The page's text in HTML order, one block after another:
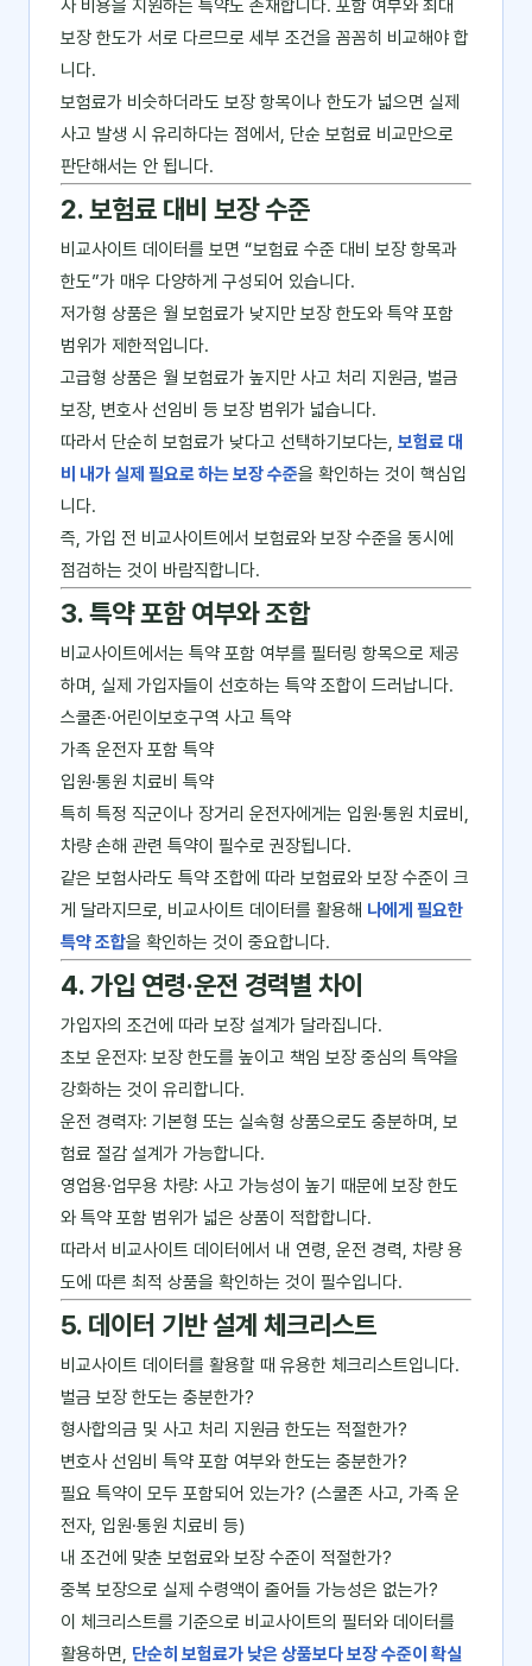
사 비용을 지원하는 특약도 존재합니다. 포함 여부와 최대
보장 한도가 서로 다르므로 세부 조건을 꼼꼼히 비교해야 합
니다.
보험료가 비슷하더라도 보장 항목이나 한도가 넓으면 실제
사고 발생 시 유리하다는 점에서, 단순 보험료 비교만으로
판단해서는 안 됩니다.
2. 보험료 대비 보장 수준
비교사이트 데이터를 보면 “보험료 수준 대비 보장 항목과
한도”가 매우 다양하게 구성되어 있습니다.
저가형 상품은 월 보험료가 낮지만 보장 한도와 특약 포함
범위가 제한적입니다.
고급형 상품은 월 보험료가 높지만 사고 처리 지원금, 벌금
보장, 변호사 선임비 등 보장 범위가 넓습니다.
따라서 단순히 보험료가 낮다고 선택하기보다는, 보험료 대
비 내가 실제 필요로 하는 보장 수준을 확인하는 것이 핵심입
니다.
즉, 가입 전 비교사이트에서 보험료와 보장 수준을 동시에
점검하는 것이 바람직합니다.
3. 특약 포함 여부와 조합
비교사이트에서는 특약 포함 여부를 필터링 항목으로 제공
하며, 실제 가입자들이 선호하는 특약 조합이 드러납니다.
스쿨존·어린이보호구역 사고 특약
가족 운전자 포함 특약
입원·통원 치료비 특약
특히 특정 직군이나 장거리 운전자에게는 입원·통원 치료비,
차량 손해 관련 특약이 필수로 권장됩니다.
같은 보험사라도 특약 조합에 따라 보험료와 보장 수준이 크
게 달라지므로, 비교사이트 데이터를 활용해 나에게 필요한
특약 조합을 확인하는 것이 중요합니다.
4. 가입 연령·운전 경력별 차이
가입자의 조건에 따라 보장 설계가 달라집니다.
초보 운전자: 보장 한도를 높이고 책임 보장 중심의 특약을
강화하는 것이 유리합니다.
운전 경력자: 기본형 또는 실속형 상품으로도 충분하며, 보
험료 절감 설계가 가능합니다.
영업용·업무용 차량: 사고 가능성이 높기 때문에 보장 한도
와 특약 포함 범위가 넓은 상품이 적합합니다.
따라서 비교사이트 데이터에서 내 연령, 운전 경력, 차량 용
도에 따른 최적 상품을 확인하는 것이 필수입니다.
5. 데이터 기반 설계 체크리스트
비교사이트 데이터를 활용할 때 유용한 체크리스트입니다.
벌금 보장 한도는 충분한가?
형사합의금 및 사고 처리 지원금 한도는 적절한가?
변호사 선임비 특약 포함 여부와 한도는 충분한가?
필요 특약이 모두 포함되어 있는가? (스쿨존 사고, 가족 운
전자, 입원·통원 치료비 등)
내 조건에 맞춘 보험료와 보장 수준이 적절한가?
중복 보장으로 실제 수령액이 줄어들 가능성은 없는가?
이 체크리스트를 기준으로 비교사이트의 필터와 데이터를
활용하면, 단순히 보험료가 낮은 상품보다 보장 수준이 확실